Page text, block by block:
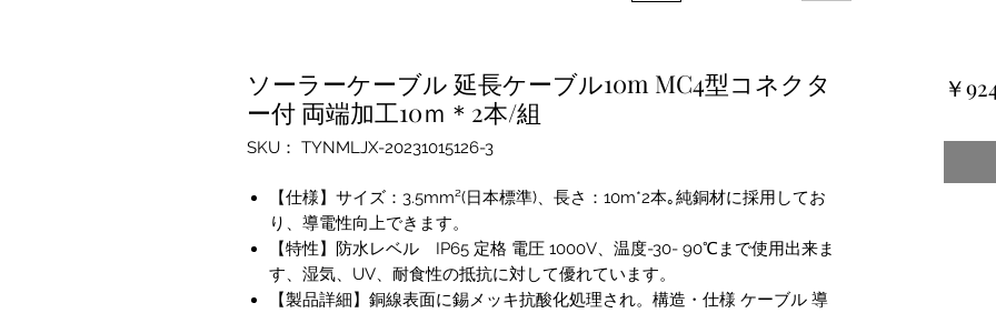
ソーラーケーブル 延長ケーブル10m MC4型コネクタ
ー付 両端加工10ｍ＊2本/組
SKU： TYNMLJX-20231015126-3
【仕様】サイズ：3.5mm²(日本標準)、長さ：10m*2本｡純銅材に採用してお
り、導電性向上できます。
【特性】防水レベル IP65 定格 電圧 1000V、温度-30- 90℃まで使用出来ま
す、湿気、UV、耐食性の抵抗に対して優れています。
【製品詳細】銅線表面に錫メッキ抗酸化処理され。構造・仕様 ケーブル 導
￥